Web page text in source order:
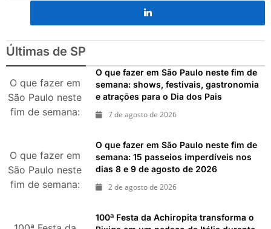
Últimas de SP
O que fazer em
São Paulo neste
fim de semana:
atrações para o
Dia dos Pais
O que fazer em São Paulo neste fim de
semana: shows, festivais, gastronomia
e atrações para o Dia dos Pais
7 de agosto de 2026
O que fazer em
São Paulo neste
fim de semana:
O que fazer em São Paulo neste fim de
semana: 15 passeios imperdíveis nos
dias 8 e 9 de agosto de 2026
2 de agosto de 2026
100ª Festa da Achiropita transforma o